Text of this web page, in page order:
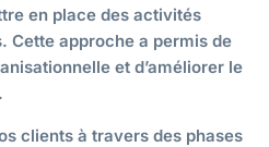
en place des activités
Cette approche a permis de
et d’améliorer le
clients à travers des phases